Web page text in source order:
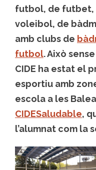
futbol, de futbet,
voleibol, de
amb clubs de
futbol. Això
CIDE ha estat el
esportiu amb
escola a les
CIDESaludable,
l’alumnat com la